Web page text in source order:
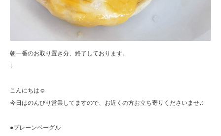
朝一番のお取り置き分、終了しております。
↓
こんにちは☺︎
今日はのんびり営業してますので、お近くの方お立ち寄りくださいませ♫
●プレーンベーグル